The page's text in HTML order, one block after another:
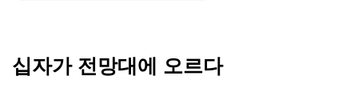
십자가 전망대에 오르다